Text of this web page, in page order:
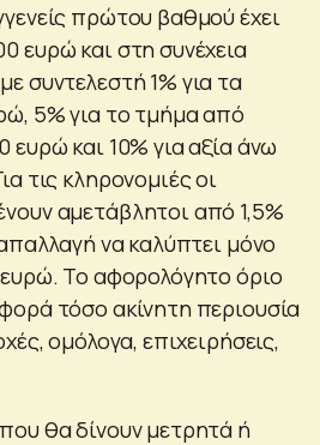
πρώτου βαθμού έχει
ευρώ και στη συνέχεια
συντελεστή 1% για τα
5% για το τμήμα από
και 10% για αξία άνω
τις κληρονομιές οι
αμετάβλητοι από 1,5%
να καλύπτει μόνο
Το αφορολόγητο όριο
τόσο ακίνητη περιουσία
ομόλογα, επιχειρήσεις,
θα δίνουν μετρητά ή